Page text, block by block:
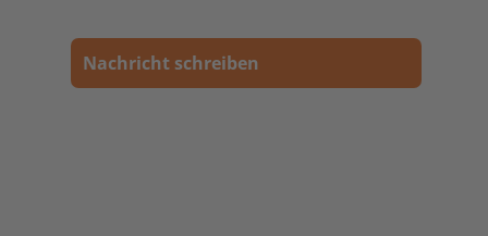
Nachricht schreiben